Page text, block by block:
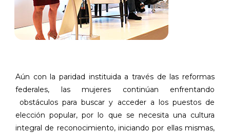
Aún con la paridad instituida a través de las reformas
federales, las mujeres continúan enfrentando
obstáculos para buscar y acceder a los puestos de
elección popular, por lo que se necesita una cultura
integral de reconocimiento, iniciando por ellas mismas,